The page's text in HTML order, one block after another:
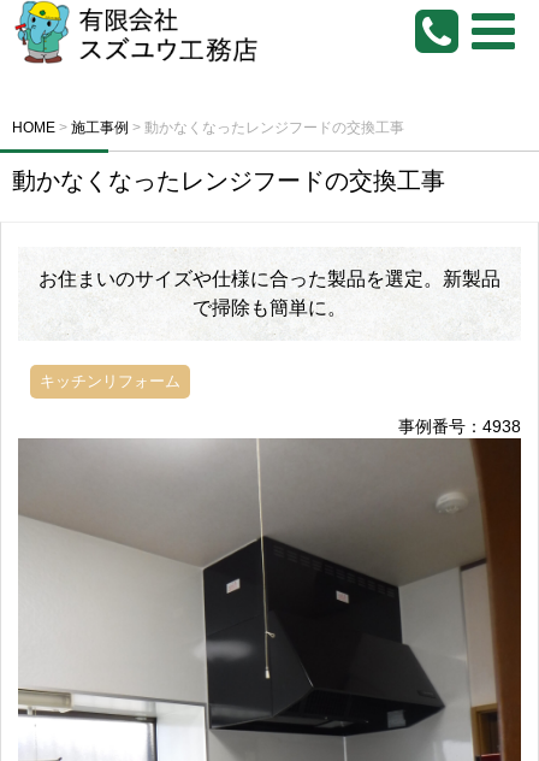
HOME > 施工事例 > 動かなくなったレンジフードの交換工事
動かなくなったレンジフードの交換工事
お住まいのサイズや仕様に合った製品を選定。新製品
で掃除も簡単に。
キッチンリフォーム
事例番号：4938